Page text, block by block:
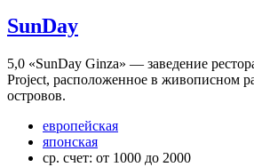
SunDay
5,0 «SunDay Ginza» — заведение
Project, расположенное в живописном
островов.
европейская
японская
ср. счет: от 1000 до 2000